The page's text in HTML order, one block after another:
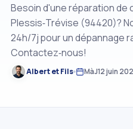
Besoin d'une réparation de
Plessis‑Trévise (94420)?
24h/7j pour un dépannage
Contactez‑nous!
Albert et Fils MàJ12 juin